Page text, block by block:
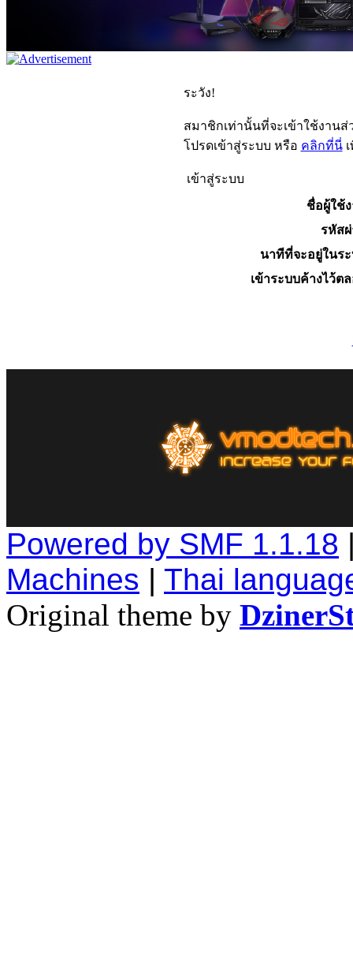
ระวัง!
สมาชิกเท่านั้นที่จะเข้าใช้งานส่
โปรดเข้าสู่ระบบ หรือ คลิกที่นี่เ
เข้าสู่ระบบ
ชื่อผู้ใช้
รหัส
นาทีที่จะอยู่ในร
เข้าระบบค้างไว้ต
Powered by SMF 1.1.18
Machines | Thai
Original theme by